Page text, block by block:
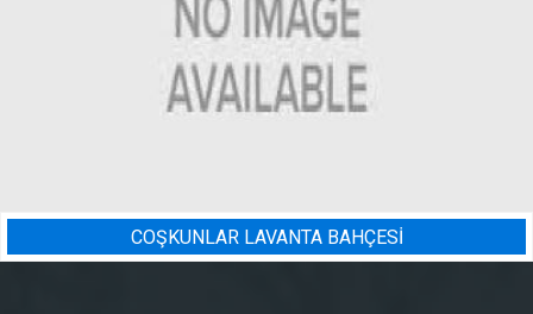
BADEM BAHÇESI SULAMA